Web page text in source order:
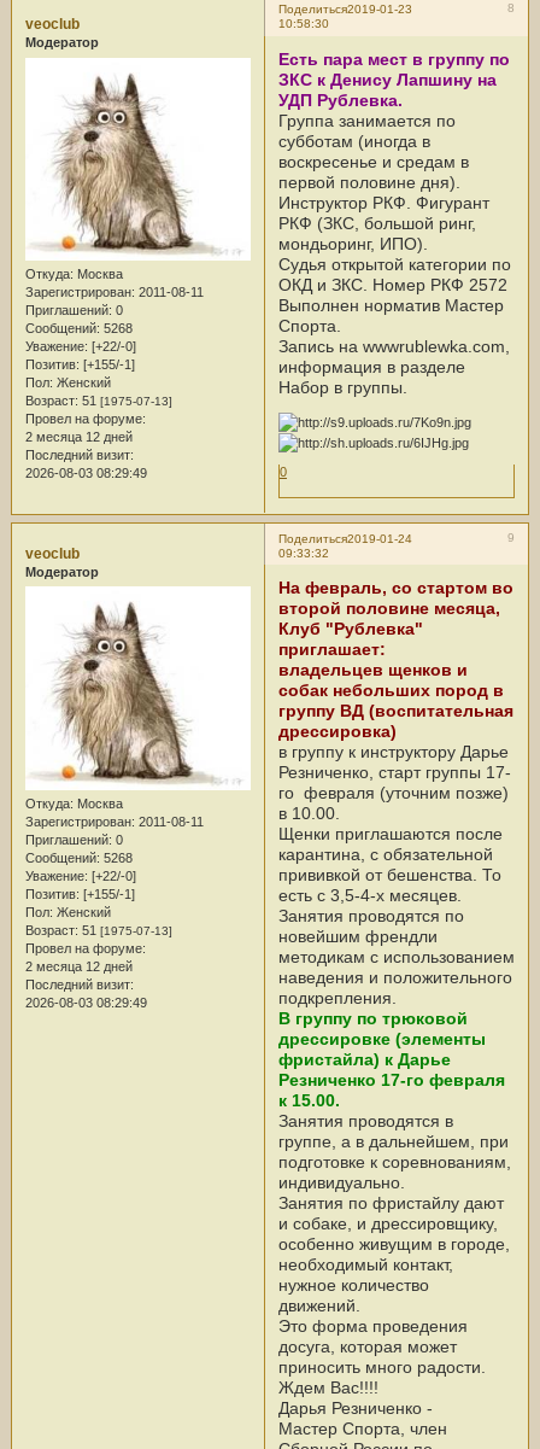
Поделиться 8
2019-01-23
10:58:30
veoclub
Модератор
Откуда: Москва
Зарегистрирован: 2011-08-11
Приглашений: 0
Сообщений: 5268
Уважение: [+22/-0]
Позитив: [+155/-1]
Пол: Женский
Возраст: 51 [1975-07-13]
Провел на форуме:
2 месяца 12 дней
Последний визит:
2026-08-03 08:29:49
Есть пара мест в группу по
ЗКС к Денису Лапшину на
УДП Рублевка.
Группа занимается по
субботам (иногда в
воскресенье и средам в
первой половине дня).
Инструктор РКФ. Фигурант
РКФ (ЗКС, большой ринг,
мондьоринг, ИПО).
Судья открытой категории по
ОКД и ЗКС. Номер РКФ 2572
Выполнен норматив Мастер
Спорта.
Запись на wwwrublewka.com,
информация в разделе
Набор в группы.
0
Поделиться 9
2019-01-24
09:33:32
veoclub
Модератор
Откуда: Москва
Зарегистрирован: 2011-08-11
Приглашений: 0
Сообщений: 5268
Уважение: [+22/-0]
Позитив: [+155/-1]
Пол: Женский
Возраст: 51 [1975-07-13]
Провел на форуме:
2 месяца 12 дней
Последний визит:
2026-08-03 08:29:49
На февраль, со стартом во
второй половине месяца,
Клуб "Рублевка"
приглашает:
владельцев щенков и
собак небольших пород в
группу ВД (воспитательная
дрессировка)
в группу к инструктору Дарье
Резниченко, старт группы 17-
го февраля (уточним позже)
в 10.00.
Щенки приглашаются после
карантина, с обязательной
прививкой от бешенства. То
есть с 3,5-4-х месяцев.
Занятия проводятся по
новейшим френдли
методикам с использованием
наведения и положительного
подкрепления.
В группу по трюковой
дрессировке (элементы
фристайла) к Дарье
Резниченко 17-го февраля
к 15.00.
Занятия проводятся в
группе, а в дальнейшем, при
подготовке к соревнованиям,
индивидуально.
Занятия по фристайлу дают
и собаке, и дрессировщику,
особенно живущим в городе,
необходимый контакт,
нужное количество
движений.
Это форма проведения
досуга, которая может
приносить много радости.
Ждем Вас!!!!
Дарья Резниченко -
Мастер Спорта, член